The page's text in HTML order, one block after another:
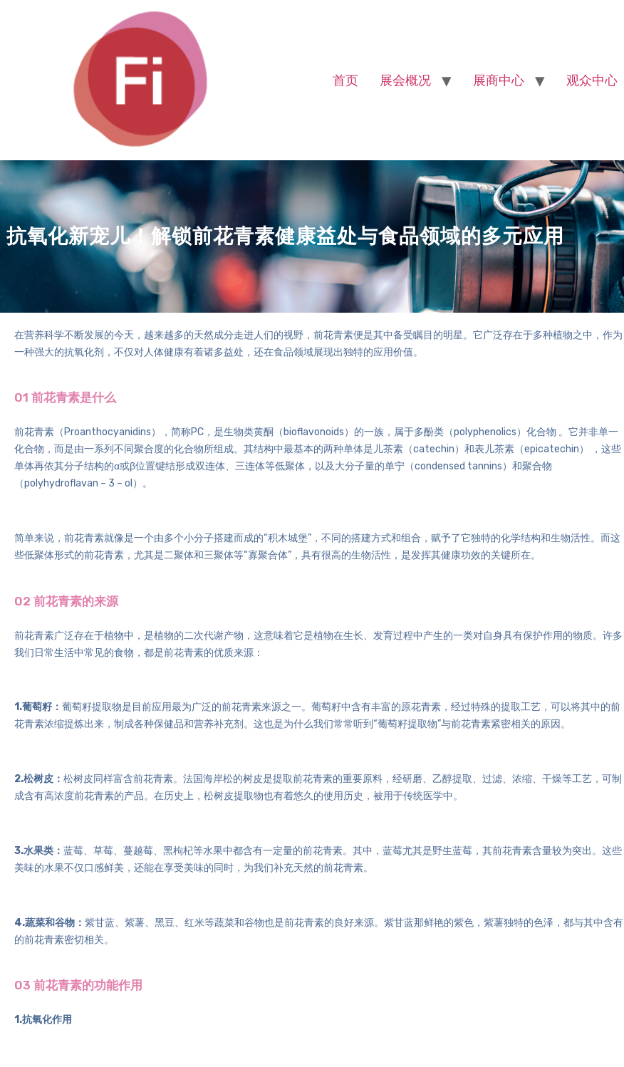
首页 展会概况 展商中心 观众中心
抗氧化新宠儿！解锁前花青素健康益处与食品领域的多元应用
在营养科学不断发展的今天，越来越多的天然成分走进人们的视野，前花青素便是其中备受瞩目的明星。它广泛存在于多种植物之中，作为
一种强大的抗氧化剂，不仅对人体健康有着诸多益处，还在食品领域展现出独特的应用价值。
01 前花青素是什么
前花青素（Proanthocyanidins），简称PC，是生物类黄酮
（bioflavonoids）的一族，属于多酚类（polyphenolics）化合物 。它并非单一
化合物，而是由一系列不同聚合度的化合物所组成。其结构中最基本的两种单体是儿茶素（catechin）和表儿茶素（epicatechin） ，这些
单体再依其分子结构的α或β位置键结形成双连体、三连体等低聚体 ，以及大分子量的单宁（condensed tannins）和聚合物
（polyhydroflavan – 3 – ol）。
简单来说，前花青素就像是一个由多个小分子搭建而成的“积木城堡”，不同的搭建方式和组合，赋予了它独特的化学结构和生物活性。而这
些低聚体形式的前花青素，尤其是二聚体和三聚体等“寡聚合体”，具有很高的生物活性，是发挥其健康功效的关键所在。
02 前花青素的来源
前花青素广泛存在于植物中，是植物的二次代谢产物，这意味着它是植物在生长、发育过程中产生的一类对自身具有保护作用的物质。许多
我们日常生活中常见的食物，都是前花青素的优质来源：
1.葡萄籽： 葡萄籽提取物是目前应用最为广泛的前花青素来源之一。葡萄籽中含有丰富的原花青素，经过特殊的提取工艺，可以将其中的前
花青素浓缩提炼出来，制成各种保健品和营养补充剂。这也是为什么我们常常听到“葡萄籽提取物”与前花青素紧密相关的原因。
2.松树皮： 松树皮同样富含前花青素。法国海岸松的树皮是提取前花青素的重要原料，经研磨、乙醇提取、过滤、浓缩、干燥等工艺，可制
成含有高浓度前花青素的产品。在历史上， 松树皮提取物也有着悠久的使用历史，被用于传统医学中。
3.水果类： 蓝莓、草莓、蔓越莓、黑枸杞等水果中都含有一定量的前花青素。其中，蓝莓尤其是野生蓝莓，其前花青素含量较为突出。这些
美味的水果不仅口感鲜美，还能在享受美味的同时，为我们补充天然的前花青素。
4.蔬菜和谷物： 紫甘蓝、紫薯、黑豆、红米等蔬菜和谷物也是前花青素的良好来源。紫甘蓝那鲜艳的紫色，紫薯独特的色泽，都与其中含有
的前花青素密切相关。
03 前花青素的功能作用
1.抗氧化作用